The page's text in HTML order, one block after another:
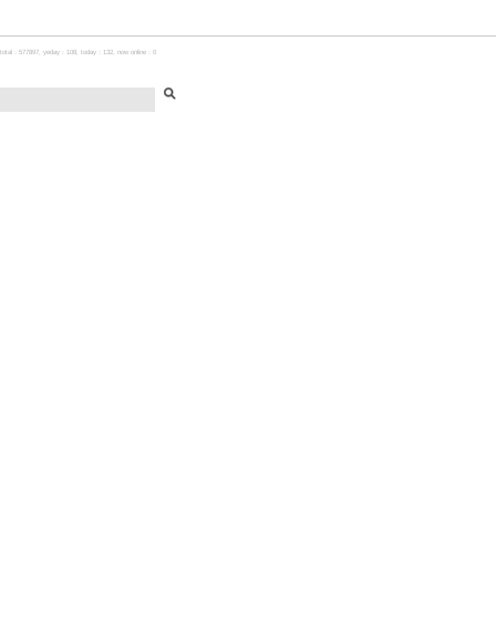
total：577897, yeday：108, today：132, now online：0